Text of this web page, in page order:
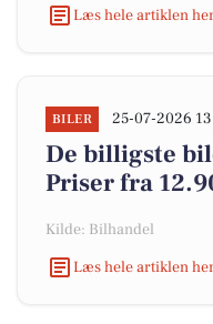
Læs hele artiklen
BILER 25-07-2026
De billigste
Priser fra
Kilde: Bilhandel
Læs hele artiklen